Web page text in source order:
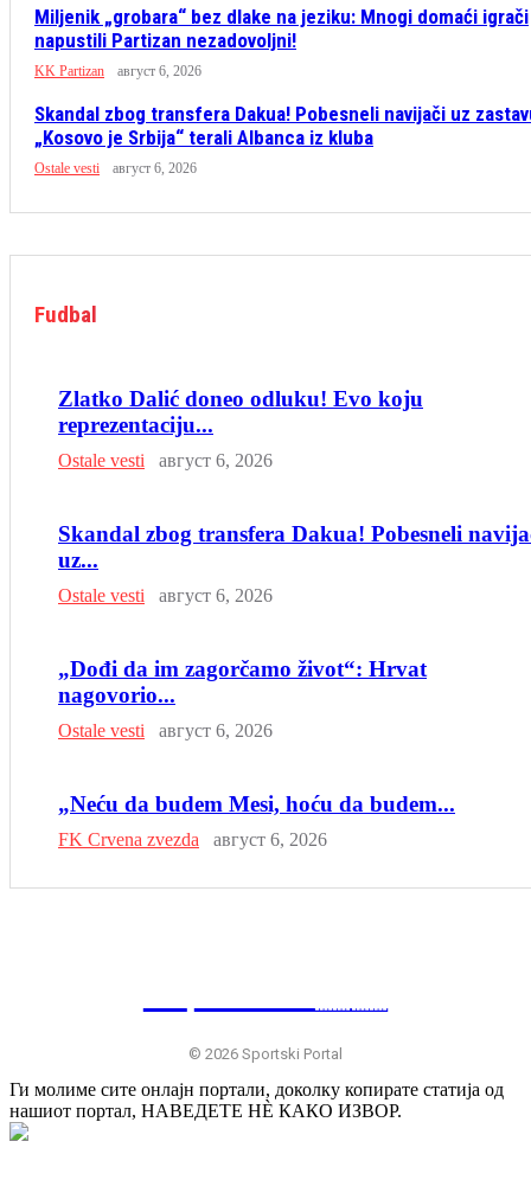
Miljenik „grobara“ bez dlake na jeziku: Mnogi domaći igrači
napustili Partizan nezadovoljni!
KK Partizan август 6, 2026
Skandal zbog transfera Dakua! Pobesneli navijači uz
„Kosovo je Srbija“ terali Albanca iz kluba
Ostale vesti август 6, 2026
Fudbal
Zlatko Dalić doneo odluku! Evo koju
reprezentaciju...
Ostale vesti август 6, 2026
Skandal zbog transfera Dakua! Pobesneli
uz...
Ostale vesti август 6, 2026
„Dođi da im zagorčamo život“: Hrvat
nagovorio...
Ostale vesti август 6, 2026
„Neću da budem Mesi, hoću da budem...
FK Crvena zvezda август 6, 2026
© 2026 Sportski Portal
Ги молиме сите онлајн портали, доколку копирате статија од
нашиот портал, НАВЕДЕТЕ НÈ КАКО ИЗВОР.